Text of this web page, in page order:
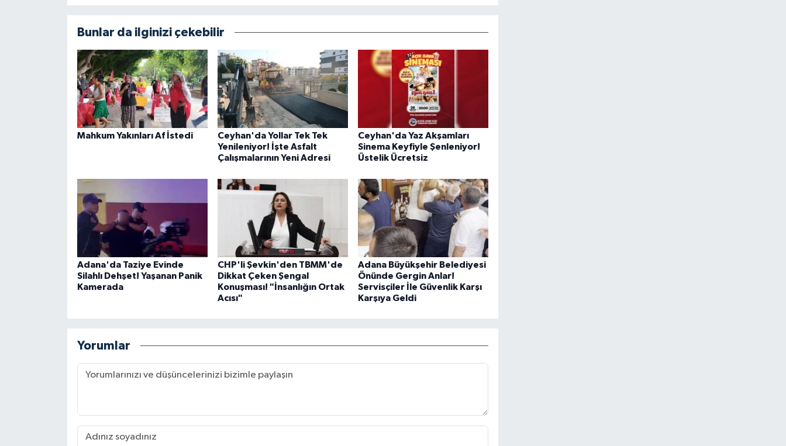
Bunlar da ilginizi çekebilir
Mahkum Yakınları Af İstedi
Ceyhan'da Yollar Tek Tek
Yenileniyor! İşte Asfalt
Çalışmalarının Yeni Adresi
Ceyhan'da Yaz Akşamları
Sinema Keyfiyle Şenleniyor!
Üstelik Ücretsiz
Adana'da Taziye Evinde
Silahlı Dehşet! Yaşanan Panik
Kamerada
CHP'li Şevkin'den TBMM'de
Dikkat Çeken Şengal
Konuşması! "İnsanlığın Ortak
Acısı"
Adana Büyükşehir Belediyesi
Önünde Gergin Anlar!
Servisçiler İle Güvenlik Karşı
Karşıya Geldi
Yorumlar